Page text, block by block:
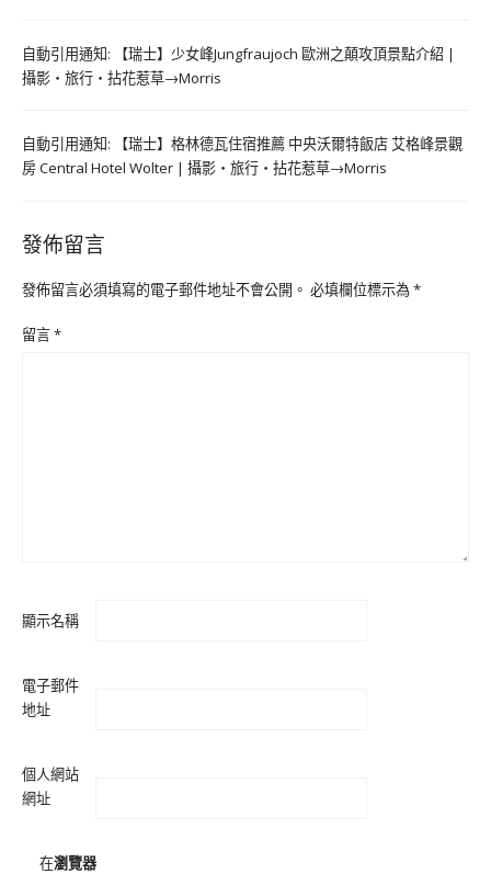
自動引用通知:
【瑞士】少女峰Jungfraujoch 歐洲之顛攻頂景點介紹 |
攝影‧旅行‧拈花惹草→Morris
自動引用通知:
【瑞士】格林德瓦住宿推薦 中央沃爾特飯店 艾格峰景觀
房 Central Hotel Wolter | 攝影‧旅行‧拈花惹草→Morris
發佈留言
發佈留言必須填寫的電子郵件地址不會公開。 必填欄位標示為*
留言*
顯示名稱
電子郵件
地址
個人網站
網址
在瀏覽器